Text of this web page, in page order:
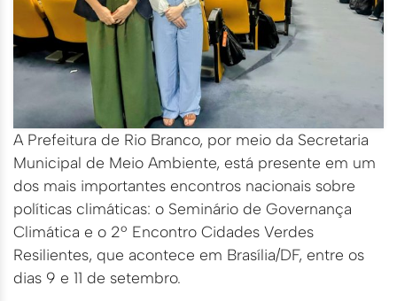
A Prefeitura de Rio Branco, por meio da Secretaria
Municipal de Meio Ambiente, está presente em um
dos mais importantes encontros nacionais sobre
políticas climáticas: o Seminário de Governança
Climática e o 2º Encontro Cidades Verdes
Resilientes, que acontece em Brasília/DF, entre os
dias 9 e 11 de setembro.